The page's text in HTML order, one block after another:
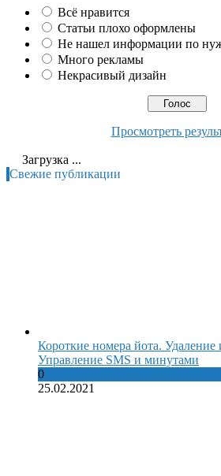
Всё нравится
Статьи плохо оформлены
Не нашел информации по
Много рекламы
Некрасивый дизайн
Просмотреть
Загрузка ...
Свежие публикации
Короткие номера йота. Удаление
Управление SMS и минутами
0
25.02.2021